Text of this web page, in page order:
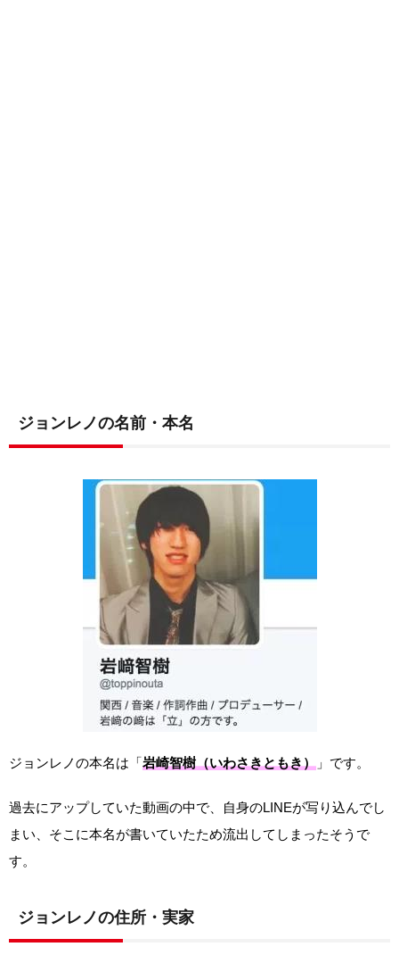
ジョンレノの名前・本名
ジョンレノの本名は「岩崎智樹（いわさきともき） 」です。
過去にアップしていた動画の中で、自身のLINEが写り込んでし
まい、そこに本名が書いていたため流出してしまったそうで
す。
ジョンレノの住所・実家